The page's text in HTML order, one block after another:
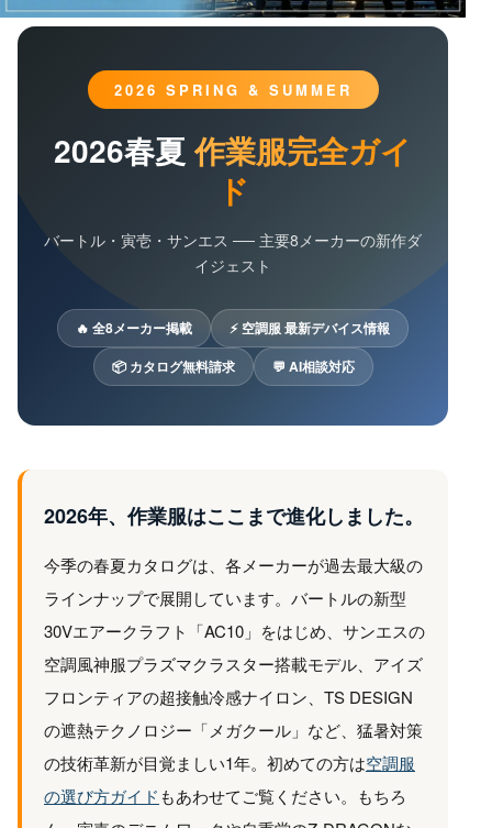
2026 SPRING & SUMMER
2026春夏 作業服完全ガイ
ド
バートル・寅壱・サンエス ── 主要8メーカーの新作ダ
イジェスト
🔥 全8メーカー掲載
⚡ 空調服 最新デバイス情報
📦 カタログ無料請求
💬 AI相談対応
2026年、作業服はここまで進化しました。
今季の春夏カタログは、各メーカーが過去最大級の
ラインナップで展開しています。バートルの新型
30Vエアークラフト「AC10」をはじめ、サンエスの
空調風神服プラズマクラスター搭載モデル、アイズ
フロンティアの超接触冷感ナイロン、TS DESIGN
の遮熱テクノロジー「メガクール」など、猛暑対策
の技術革新が目覚ましい1年。初めての方は空調服
の選び方ガイドもあわせてご覧ください。もちろ